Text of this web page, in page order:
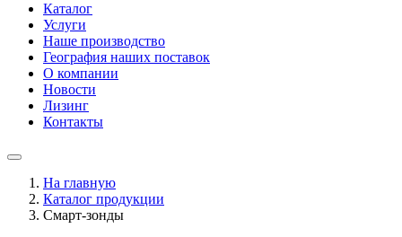
Каталог
Услуги
Наше производство
География наших поставок
О компании
Новости
Лизинг
Контакты
На главную
Каталог продукции
Смарт-зонды